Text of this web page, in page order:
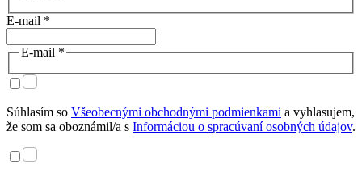
E-mail *
E-mail *
Súhlasím so Všeobecnými obchodnými podmienkami a vyhlasujem,
že som sa oboznámil/a s Informáciou o spracúvaní osobných údajov.